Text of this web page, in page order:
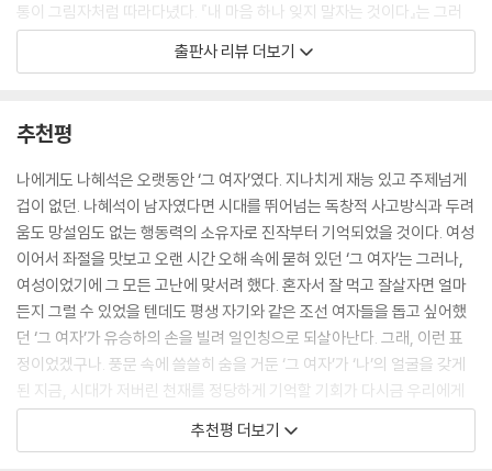
통이 그림자처럼 따라다녔다. 『내 마음 하나 잊지 말자는 것이다』는 그러
한 삶의 양면을 가감 없이 담아내며, 이제껏 미디어나 여성 서사 재조명을
통해 강렬한 투사의 이미지로만 소비되었던 ‘그 여자’ 나혜석을, 한층 더 깊
『내 마음 하나 잊지 말자는 것이다』는 무엇보다 나혜석의 삶을 생생하게
담아낸다. 기존의 텍스트나 사진 몇장으로는 느낄 수 없었던 표정과 몸짓,
거리의 풍경과 사람들과의 교류가 만화라는 형식 안에서 오롯이 살아나는
것이다. 박서련 소설가가 “이런 표정이었겠구나” 하며 읽었다는 추천사를
보내오기도 한바, 독자들은 책장을 넘길 때마다 한 사람의 삶을 따라가고
있다는 실감과 공감을 동시에 느끼게 된다. 그러면서 나혜석은 더이상 기
록 속에 박제된 역사의 인물이 아니라, 우리 곁에서 웃고 울고 고민하는 살
아 있는 한 사람으로 다가온다. 고독한 지식인으로서의 나혜석, 사랑과 모
성 사이에서 흔들리는 나혜석, 친구들과 함께 웃고 때로는 좌절하는 나혜
석. 이 책은 그런 다층적인 모습을 통해 나혜석이라는 이름에 다시 한번 따
뜻한 온기를 불어넣는다.
“여자이기 이전에 사람이다”
출판사 리뷰 더보기
추천평
나에게도 나혜석은 오랫동안 ‘그 여자’였다. 지나치게 재능 있고 주제넘게
겁이 없던. 나혜석이 남자였다면 시대를 뛰어넘는 독창적 사고방식과 두려
움도 망설임도 없는 행동력의 소유자로 진작부터 기억되었을 것이다. 여성
이어서 좌절을 맛보고 오랜 시간 오해 속에 묻혀 있던 ‘그 여자’는 그러나,
여성이었기에 그 모든 고난에 맞서려 했다. 혼자서 잘 먹고 잘살자면 얼마
든지 그럴 수 있었을 텐데도 평생 자기와 같은 조선 여자들을 돕고 싶어했
던 ‘그 여자’가 유승하의 손을 빌려 일인칭으로 되살아난다. 그래, 이런 표
정이었겠구나. 풍문 속에 쓸쓸히 숨을 거둔 ‘그 여자’가 ‘나’의 얼굴을 갖게
된 지금, 시대가 저버린 천재를 정당하게 기억할 기회가 다시금 우리에게
주어진 것이다.
- 박서련 (소설가)
추천평 더보기